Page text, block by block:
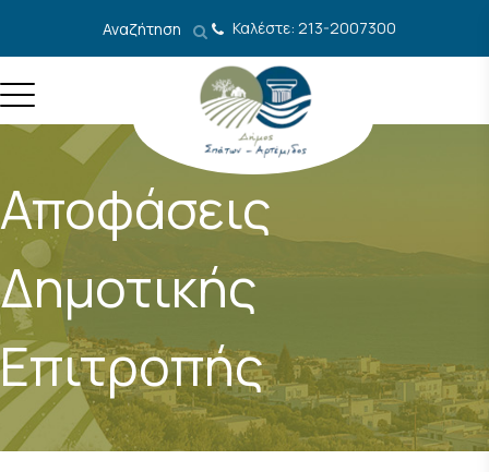
Αναζήτηση Καλέστε: 213-2007300
Αποφάσεις
Δημοτικής
Επιτροπής